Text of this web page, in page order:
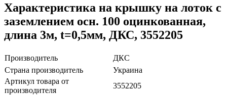
Характеристика на крышку на лоток с
заземлением осн. 100 оцинкованная,
длина 3м, t=0,5мм, ДКС, 3552205
Производитель
ДКС
Страна производитель
Украина
Артикул товара от
производителя
3552205